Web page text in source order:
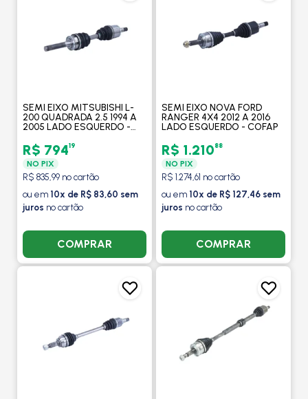
SEMI EIXO MITSUBISHI L-
200 QUADRADA 2.5 1994 A
2005 LADO ESQUERDO -
R$ 79419
NO PIX
R$ 835,99 no cartão
ou em 10x de R$ 83,60 sem
juros no cartão
COMPRAR
SEMI EIXO NOVA FORD
RANGER 4X4 2012 A 2016
LADO ESQUERDO - COFAP
R$ 1.21088
NO PIX
R$ 1.274,61 no cartão
ou em 10x de R$ 127,46 sem
juros no cartão
COMPRAR